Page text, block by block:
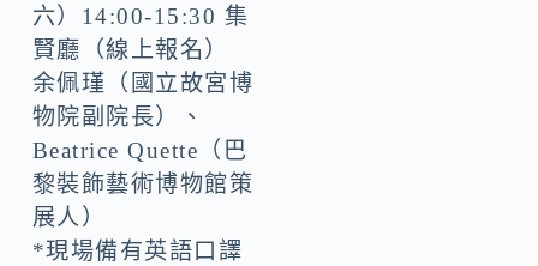
六）14:00-15:30 集
賢廳（線上報名）
余佩瑾（國立故宮博
物院副院長）、
Beatrice Quette（巴
黎裝飾藝術博物館策
展人）
*現場備有英語口譯